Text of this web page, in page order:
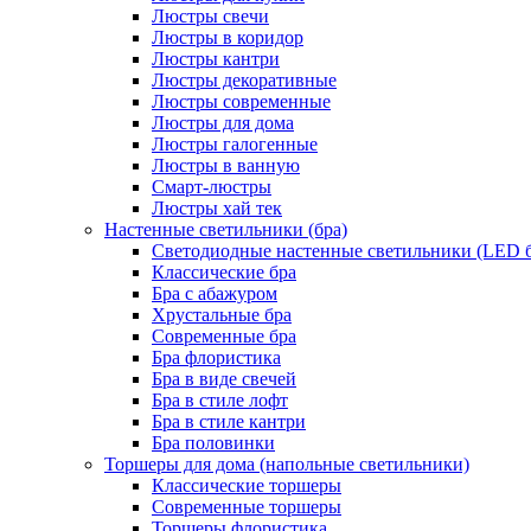
Люстры свечи
Люстры в коридор
Люстры кантри
Люстры декоративные
Люстры современные
Люстры для дома
Люстры галогенные
Люстры в ванную
Смарт-люстры
Люстры хай тек
Настенные светильники (бра)
Светодиодные настенные светильники (LED
Классические бра
Бра с абажуром
Хрустальные бра
Современные бра
Бра флористика
Бра в виде свечей
Бра в стиле лофт
Бра в стиле кантри
Бра половинки
Торшеры для дома (напольные светильники)
Классические торшеры
Современные торшеры